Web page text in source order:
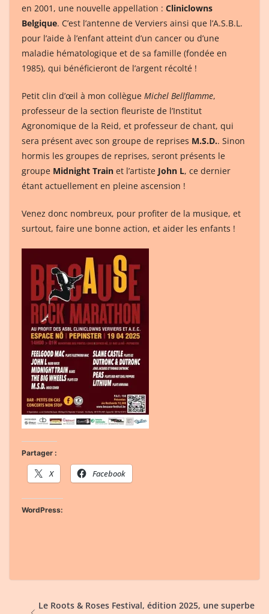
en 2001, une nouvelle appellation : Cliniclowns
Belgique. C’est l’antenne de Verviers ainsi que l’A.S.B.L.
pour l’aide à l’enfant atteint d’un cancer ou d’une
maladie hématologique et de sa famille (fondée en
1985), qui bénéficieront de l’argent récolté !
Petit clin d’œil à mon collègue Michel Bellflamme,
professeur de la section fleuriste de l’Institut
Agronomique de la Reid, et professeur de chant, qui
sera présent avec son groupe de reprises M.S.D.. Sinon
hormis les groupes de reprises, seront présents le
groupe Midnight Train et l’artiste John L, ce dernier
étant actuellement en pleine ascension !
Venez donc nombreux, pour profiter de la musique, et
surtout, faire une bonne action, et aider les enfants !
Partager :
X Facebook
WordPress:
Le Roots & Roses Festival, édition 2025, une superbe